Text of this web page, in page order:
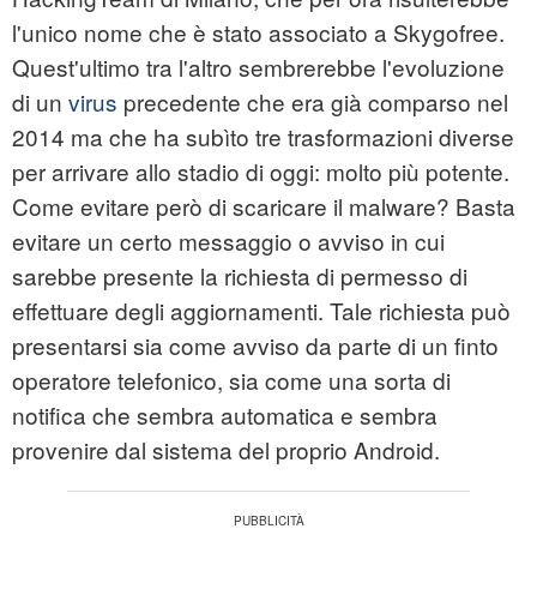
l'unico nome che è stato associato a Skygofree.
Quest'ultimo tra l'altro sembrerebbe l'evoluzione
di un virus precedente che era già comparso nel
2014 ma che ha subìto tre trasformazioni diverse
per arrivare allo stadio di oggi: molto più potente.
Come evitare però di scaricare il malware? Basta
evitare un certo messaggio o avviso in cui
sarebbe presente la richiesta di permesso di
effettuare degli aggiornamenti. Tale richiesta può
presentarsi sia come avviso da parte di un finto
operatore telefonico, sia come una sorta di
notifica che sembra automatica e sembra
provenire dal sistema del proprio Android.